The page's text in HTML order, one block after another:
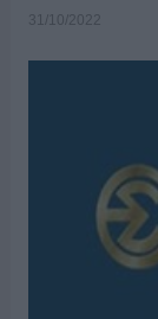
31/10/2022